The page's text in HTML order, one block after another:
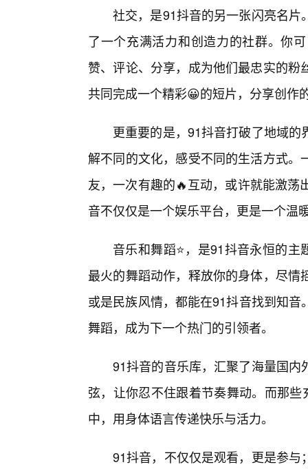
社交，是91抖音的另一张闪亮名
了一个充满活力和创造力的社群。你
赞、评论、分享，成为他们最忠实的
共同完成一个精彩😀的短片，分享创作
更重要的是，91抖音打破了地域
解不同的文化，感受不同的生活方式
友，一次有趣的🔥互动，或许就能激
音不仅仅是一个娱乐平台，更是一个温
音乐和舞蹈⭐，是91抖音永恒的
最火的舞蹈动作，释放你的身体，尽
或是民族风情，都能在91抖音找到知
舞蹈，成为下一个热门的引领者。
91抖音的音乐库，汇聚了海量国
弦，让你忍不住跟着节奏舞动。而那
中，用身体语言传递快乐与活力。
91抖音，不仅仅是观看，更是参